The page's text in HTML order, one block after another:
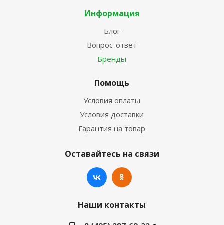
Информация
Блог
Вопрос-ответ
Бренды
Помощь
Условия оплаты
Условия доставки
Гарантия на товар
Оставайтесь на связи
Наши контакты